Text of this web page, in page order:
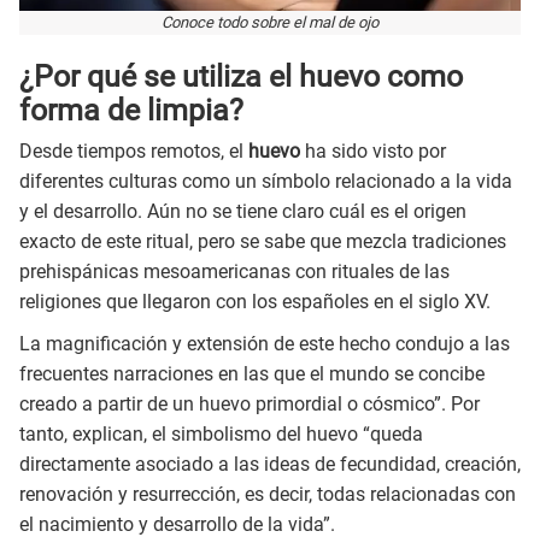
Conoce todo sobre el mal de ojo
¿Por qué se utiliza el huevo como
forma de limpia?
Desde tiempos remotos, el huevo ha sido visto por
diferentes culturas como un símbolo relacionado a la vida
y el desarrollo. Aún no se tiene claro cuál es el origen
exacto de este ritual, pero se sabe que mezcla tradiciones
prehispánicas mesoamericanas con rituales de las
religiones que llegaron con los españoles en el siglo XV.
La magnificación y extensión de este hecho condujo a las
frecuentes narraciones en las que el mundo se concibe
creado a partir de un huevo primordial o cósmico”. Por
tanto, explican, el simbolismo del huevo “queda
directamente asociado a las ideas de fecundidad, creación,
renovación y resurrección, es decir, todas relacionadas con
el nacimiento y desarrollo de la vida”.